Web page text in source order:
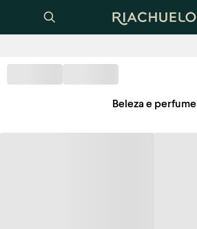
Beleza e perfume